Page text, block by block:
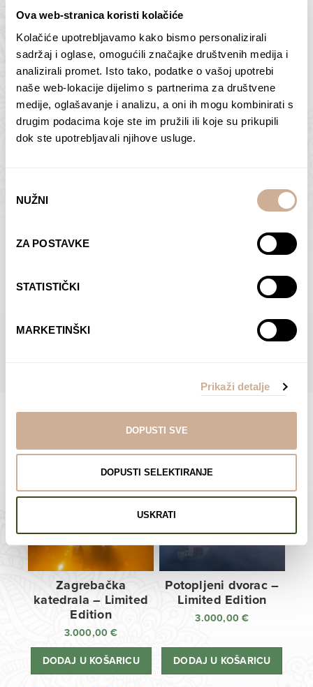
Ova web-stranica koristi kolačiće
Kolačiće upotrebljavamo kako bismo personalizirali
sadržaj i oglase, omogućili značajke društvenih medija i
analizirali promet. Isto tako, podatke o vašoj upotrebi
naše web-lokacije dijelimo s partnerima za društvene
medije, oglašavanje i analizu, a oni ih mogu kombinirati s
drugim podacima koje ste im pružili ili koje su prikupili
dok ste upotrebljavali njihove usluge.
pristanka
NUŽNI
ZA POSTAVKE
STATISTIČKI
MARKETINŠKI
Prikaži detalje
DOPUSTI SVE
DOPUSTI SELEKTIRANJE
USKRATI
Butan – ljudi 2
75,00€ – 138,00€Raspon
cijena:
od
75,00 €
138,00 €
ODABERI OPCIJE
Antarktika – krajolik
2
75,00€ – 138,00€Raspon
cijena:
od
ODABERI OPCIJE
Dolac
ODABERI OPCIJE
Moreškanti – sjena
€Raspon
od
75,00 €
do
138,00 €
ODABERI OPCIJE
POGLEDAJTE SVE PROIZVODE U OVOJ KATEGORIJI
Limited Edition Fotografije
Zagrebačka
katedrala – Limited
Edition
3.000,00€
DODAJ U KOŠARICU
Potopljeni dvorac –
Limited Edition
3.000,00€
DODAJ U KOŠARICU